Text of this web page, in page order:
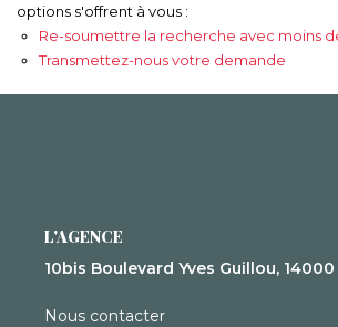
NOS SERVICES
Syndic De
Qui Sommes-Nous ?
Créer une alerte
options s'offrent à vous :
Re-soumettre la recherche avec moins
Transmettez-nous votre demande
L'AGENCE
10bis Boulevard Yves Guillou, 14000
Nous contacter